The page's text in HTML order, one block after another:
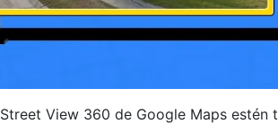
View 360 de Google Maps estén